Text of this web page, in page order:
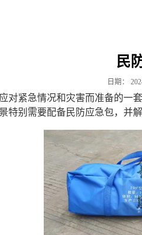
民
日期：
对紧急情况和灾害而准备的一
特别需要配备民防应急包，并